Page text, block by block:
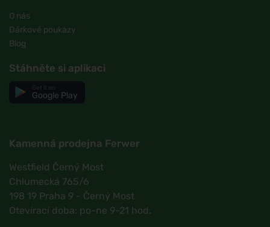
O nás
Dárkové poukazy
Blog
Stáhněte si aplikaci
Google Play
Kamenná prodejna Ferwer
Westfield Černý Most
Chlumecká 765/6
198 19 Praha 9 - Černý Most
Otevírací doba: po-ne 9-21 hod.